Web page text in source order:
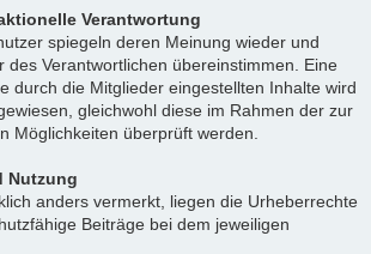
Verantwortung
spiegeln deren Meinung wieder und
des Verantwortlichen übereinstimmen. Eine
durch die Mitglieder eingestellten Inhalte wird
gleichwohl diese im Rahmen der zur
Möglichkeiten überprüft werden.
Nutzung
anders vermerkt, liegen die Urheberrechte
Beiträge bei dem jeweiligen